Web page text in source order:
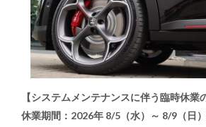
ARB |
CUSTOMIZE
NEW ARRIVALS
LINEUP
ORDER PROCESS
BOUTIQUE
【システムメンテナンスに伴う臨時休業
休業期間：2026年 8/5（水）～ 8/9（日